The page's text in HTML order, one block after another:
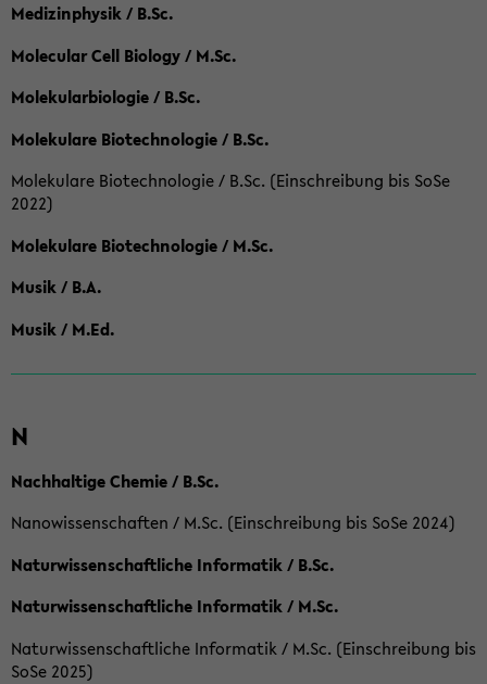
Medizinphysik / B.Sc.
Molecular Cell Biology / M.Sc.
Molekularbiologie / B.Sc.
Molekulare Biotechnologie / B.Sc.
Molekulare Biotechnologie / B.Sc. (Einschreibung bis SoSe
2022)
Molekulare Biotechnologie / M.Sc.
Musik / B.A.
Musik / M.Ed.
N
Nachhaltige Chemie / B.Sc.
Nanowissenschaften / M.Sc. (Einschreibung bis SoSe 2024)
Naturwissenschaftliche Informatik / B.Sc.
Naturwissenschaftliche Informatik / M.Sc.
Naturwissenschaftliche Informatik / M.Sc. (Einschreibung bis
SoSe 2025)